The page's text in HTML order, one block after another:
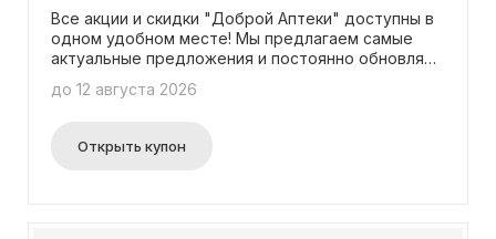
Все акции и скидки "Доброй Аптеки" доступны в
одном удобном месте! Мы предлагаем самые
актуальные предложения и постоянно обновляем
промокод для получения скидки.
до 12 августа 2026
Открыть купон